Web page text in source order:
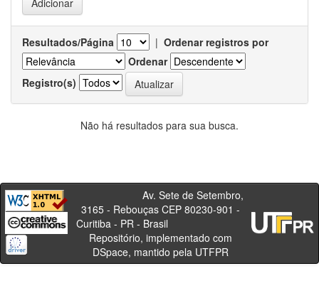
Resultados/Página | Ordenar registros por
Ordenar
Registro(s)
Não há resultados para sua busca.
Av. Sete de Setembro,
3165 - Rebouças CEP 80230-901 -
Curitiba - PR - Brasil
Repositório, implementado com
DSpace, mantido pela UTFPR